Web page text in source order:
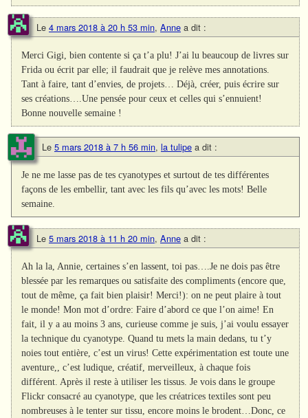
Le 4 mars 2018 à 20 h 53 min, Anne a dit :
Merci Gigi, bien contente si ça t’a plu! J’ai lu beaucoup de livres sur
Frida ou écrit par elle; il faudrait que je relève mes annotations.
Tant à faire, tant d’envies, de projets… Déjà, créer, puis écrire sur
ses créations….Une pensée pour ceux et celles qui s’ennuient!
Bonne nouvelle semaine !
Le 5 mars 2018 à 7 h 56 min, la tulipe a dit :
Je ne me lasse pas de tes cyanotypes et surtout de tes différentes
façons de les embellir, tant avec les fils qu’avec les mots! Belle
semaine.
Le 5 mars 2018 à 11 h 20 min, Anne a dit :
Ah la la, Annie, certaines s’en lassent, toi pas….Je ne dois pas être
blessée par les remarques ou satisfaite des compliments (encore que,
tout de même, ça fait bien plaisir! Merci!): on ne peut plaire à tout
le monde! Mon mot d’ordre: Faire d’abord ce que l’on aime! En
fait, il y a au moins 3 ans, curieuse comme je suis, j’ai voulu essayer
la technique du cyanotype. Quand tu mets la main dedans, tu t’y
noies tout entière, c’est un virus! Cette expérimentation est toute une
aventure,, c’est ludique, créatif, merveilleux, à chaque fois
différent. Après il reste à utiliser les tissus. Je vois dans le groupe
Flickr consacré au cyanotype, que les créatrices textiles sont peu
nombreuses à le tenter sur tissu, encore moins le brodent…Donc, ce